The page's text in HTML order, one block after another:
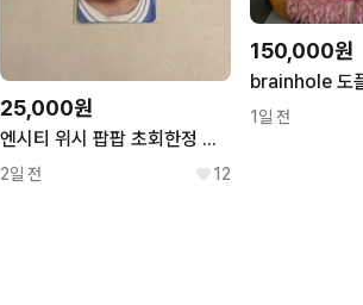
25,000원
엔시티 위시 팝팝 초회한정 사쿠야 포카
2일 전 12
150,000원
1일 전